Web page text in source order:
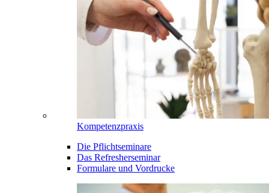
Kompetenzpraxis
Die Pflichtseminare
Das Refresherseminar
Formulare und Vordrucke